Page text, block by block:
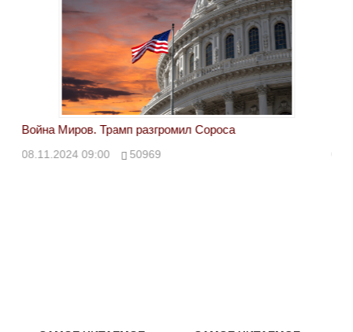
Война Миров. Трамп разгромил Сороса
08.11.2024 09:00 50969